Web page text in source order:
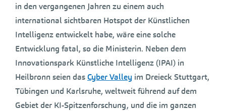
in den vergangenen Jahren zu einem auch
international sichtbaren Hotspot der Künstlichen
Intelligenz entwickelt habe, wäre eine solche
Entwicklung fatal, so die Ministerin. Neben dem
Innovationspark Künstliche Intelligenz (IPAI) in
Heilbronn seien dasCyber Valley im Dreieck Stuttgart,
Tübingen und Karlsruhe, weltweit führend auf dem
Gebiet der KI-Spitzenforschung, und die im ganzen